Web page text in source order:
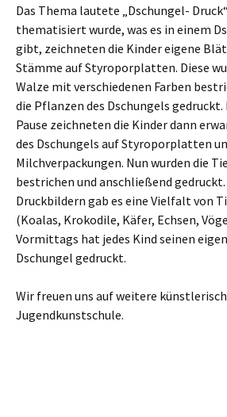
Das Thema lautete „Dschungel-
thematisiert wurde, was es in einem
gibt, zeichneten die Kinder eigene
Stämme auf Styroporplatten. Diese
Walze mit verschiedenen Farben
die Pflanzen des Dschungels
Pause zeichneten die Kinder dann
des Dschungels auf Styroporplatten
Milchverpackungen. Nun wurden die
bestrichen und anschließend gedruckt.
Druckbildern gab es eine Vielfalt von
(Koalas, Krokodile, Käfer, Echsen,
Vormittags hat jedes Kind seinen
Dschungel gedruckt.
Wir freuen uns auf weitere
Jugendkunstschule.